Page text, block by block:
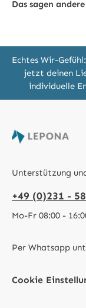
Das sagen
Echtes Wir-
jetzt deinen
individuelle
Unterstützung
+49 (0)231 -
Mo-Fr 08:00 -
Per Whatsapp
Cookie